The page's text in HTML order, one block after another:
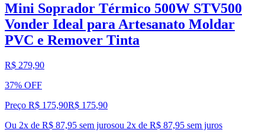
Mini Soprador Térmico 500W STV500
Vonder Ideal para Artesanato Moldar
PVC e Remover Tinta
R$ 279,90
37% OFF
Preço R$ 175,90R$ 175,90
Ou 2x de R$ 87,95 sem jurosou 2x de R$ 87,95 sem juros